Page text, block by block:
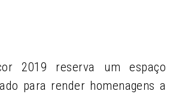
2019 reserva um espaço
para render homenagens a